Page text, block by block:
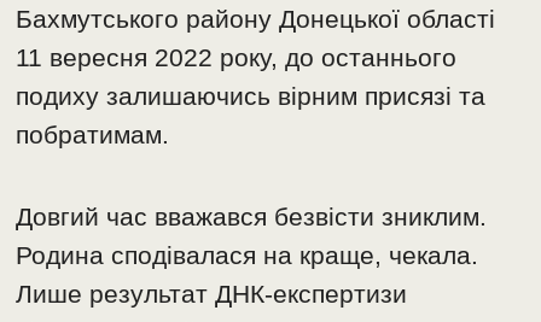
Бахмутського району Донецької області
11 вересня 2022 року, до останнього
подиху залишаючись вірним присязі та
побратимам.
Довгий час вважався безвісти зниклим.
Родина сподівалася на краще, чекала.
Лише результат ДНК-експертизи